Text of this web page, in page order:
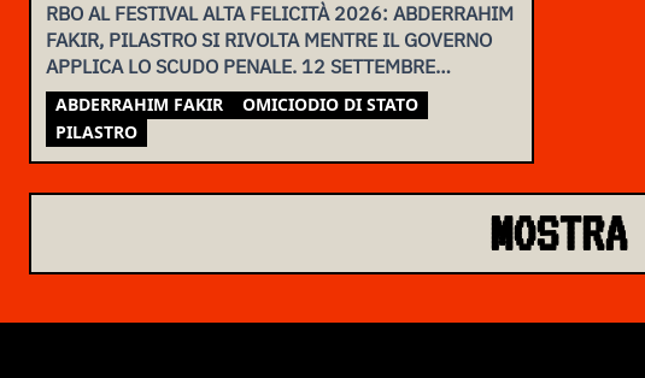
RBO AL FESTIVAL ALTA FELICITÀ 2026: ABDERRAHIM
FAKIR, PILASTRO SI RIVOLTA MENTRE IL GOVERNO
APPLICA LO SCUDO PENALE. 12 SETTEMBRE
ASSEMBLEA NAZIONALE
ABDERRAHIM FAKIR
OMICIODIO DI STATO
PILASTRO